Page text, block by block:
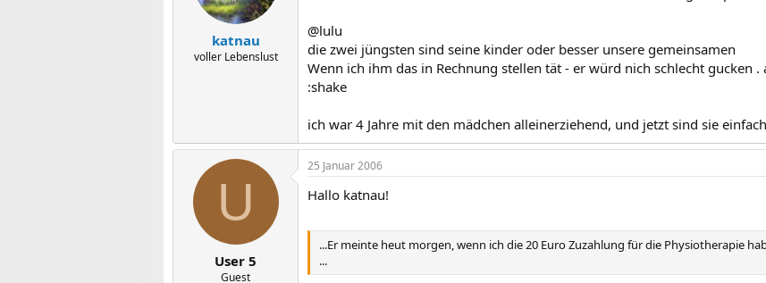
katnau
voller Lebenslust
@lulu
die zwei jüngsten sind seine kinder oder besser unsere gemeinsamen
Wenn ich ihm das in Rechnung stellen tät - er würd nich schlecht gucken
:shake
ich war 4 Jahre mit den mädchen alleinerziehend, und jetzt sind sie
U
User 5
Guest
25 Januar 2006
Hallo katnau!
...Er meinte heut morgen, wenn ich die 20 Euro Zuzahlung für die Physiotherapie
...